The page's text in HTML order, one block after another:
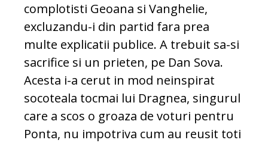
complotisti Geoana si Vanghelie,
excluzandu-i din partid fara prea
multe explicatii publice. A trebuit sa-si
sacrifice si un prieten, pe Dan Sova.
Acesta i-a cerut in mod neinspirat
socoteala tocmai lui Dragnea, singurul
care a scos o groaza de voturi pentru
Ponta, nu impotriva cum au reusit toti